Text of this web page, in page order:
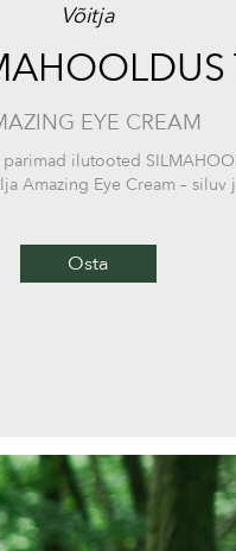
Võitja
EYE CREAM
ilutooted
Amazing Eye Cream –
Osta